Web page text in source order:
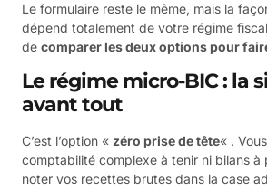
Le formulaire reste le même, mais la
dépend totalement de votre régime
de comparer les deux options pour
Le régime micro-BIC : la
avant tout
C’est l’option « zéro prise de tête« .
comptabilité complexe à tenir ni bilans à
noter vos recettes brutes dans la case